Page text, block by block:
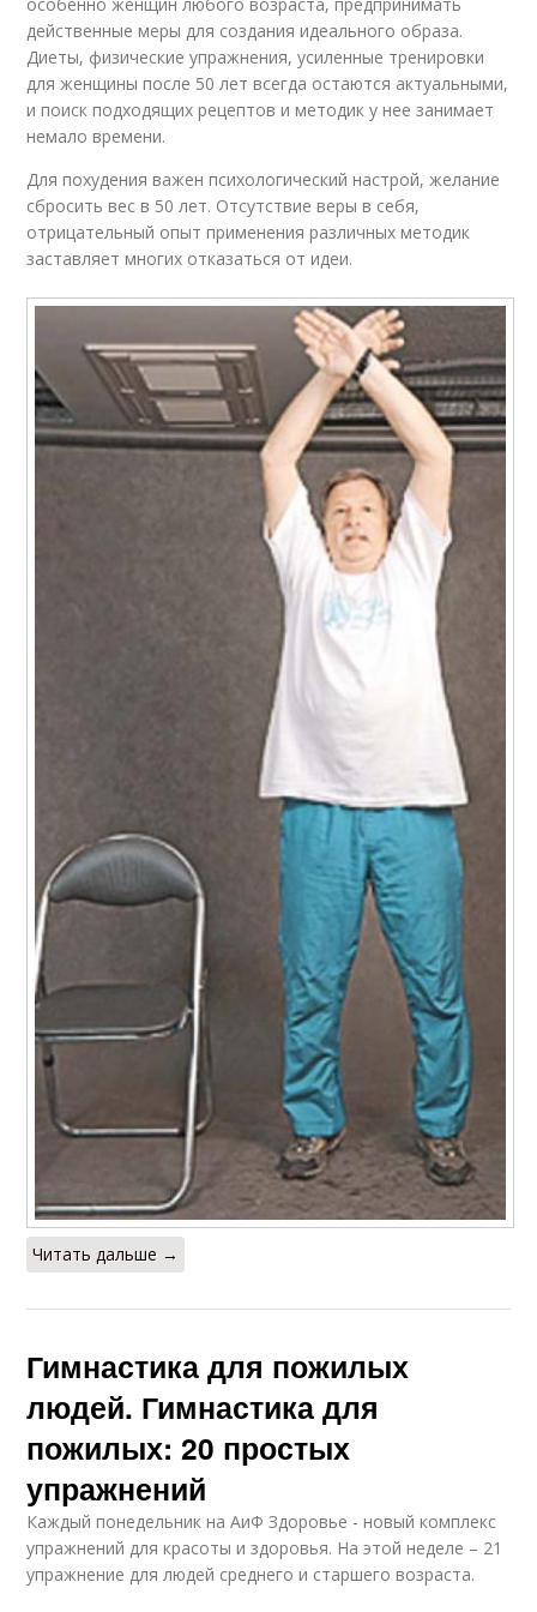
действенные меры для создания идеального образа.
Диеты, физические упражнения, усиленные тренировки
для женщины после 50 лет всегда остаются актуальными,
и поиск подходящих рецептов и методик у нее занимает
немало времени.
Для похудения важен психологический настрой, желание
сбросить вес в 50 лет. Отсутствие веры в себя,
отрицательный опыт применения различных методик
заставляет многих отказаться от идеи.
Читать дальше →
Гимнастика для пожилых
людей. Гимнастика для
пожилых: 20 простых
упражнений
Каждый понедельник на АиФ Здоровье - новый комплекс
упражнений для красоты и здоровья. На этой неделе – 21
упражнение для людей среднего и старшего возраста.